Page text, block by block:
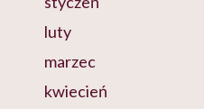
luty
marzec
kwiecień